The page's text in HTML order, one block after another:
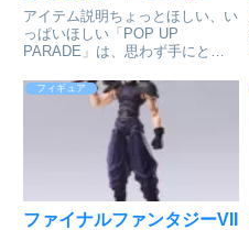
ット・カンパニー]が予約
受付開始
アイテム説明ちょっとほしい、い
っぱいほしい「POP UP
PARADE」は、思わず手にとっ
18cmの飾りやすいサイズ、スピ
ーディにお届けなど、フィギュア
ファンにやさしいカタチを追求し
たフィギュアシリーズです。専...
フィギュア
ファイナルファンタジーVII